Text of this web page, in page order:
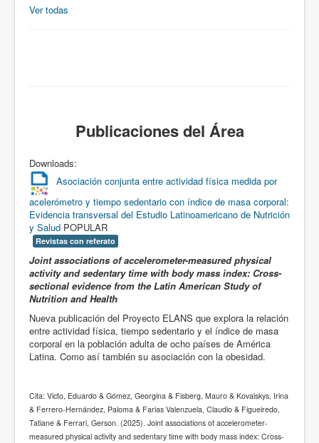
Ver todas
Publicacionesdel Área
Downloads:
Asociación conjunta entre actividad física medida por
acelerómetro y tiempo sedentario con índice de masa corporal:
Evidencia transversal del Estudio Latinoamericano de Nutrición
y Salud POPULAR
Revistas con referato
Joint associations of accelerometer-measured physical
activity and sedentary time with body mass index: Cross-
sectional evidence from the Latin American Study of
Nutrition and Health
Nueva publicación del Proyecto ELANS que explora la relación
entre actividad física, tiempo sedentario y el índice de masa
corporal en la población adulta de ocho países de América
Latina. Como así también su asociación con la obesidad.
Cita: Victo, Eduardo & Gómez, Georgina & Fisberg, Mauro & Kovalskys, Irina
& Ferrero-Hernández, Paloma & Farias Valenzuela, Claudio & Figueiredo,
Tatiane & Ferrari, Gerson. (2025). Joint associations of accelerometer-
measured physical activity and sedentary time with body mass index: Cross-